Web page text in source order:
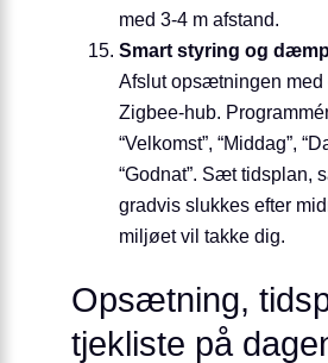
med 3-4 m afstand.
Smart styring og
Afslut opsætningen med
Zigbee-hub.
“Velkomst”, “Middag”,
“Godnat”. Sæt tidsplan,
gradvis slukkes efter
miljøet vil takke dig.
Opsætning,
tjekliste på